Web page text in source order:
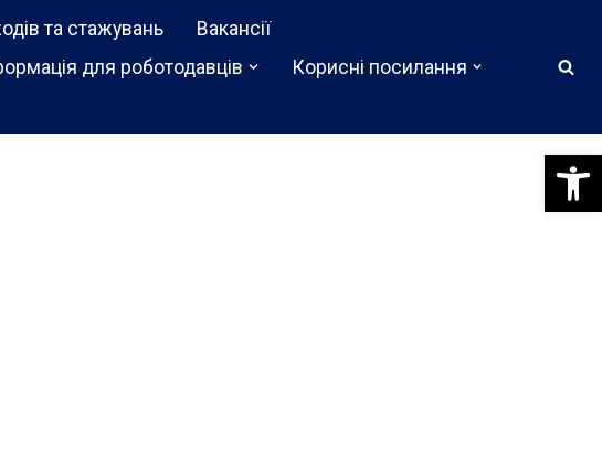
та стажувань
Вакансії
для роботодавців
Корисні посилання